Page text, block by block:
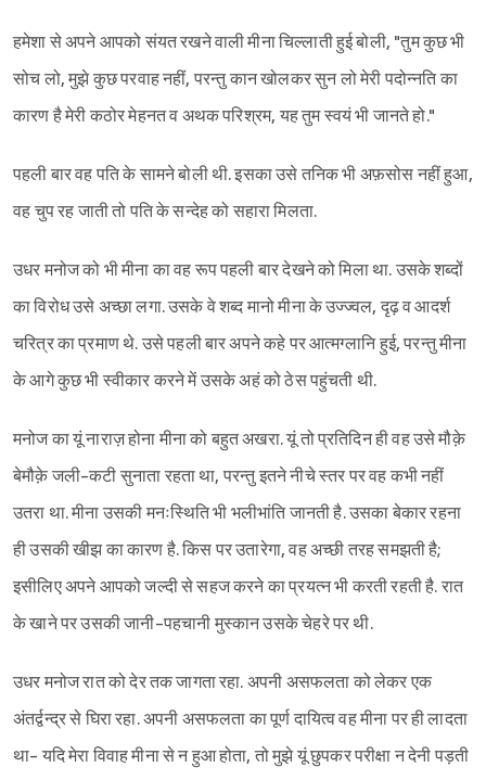
हमेशा से अपने आपको संयत रखने वाली मीना चिल्लाती हुई बोली, "तुम कुछ भी
सोच लो, मुझे कुछ परवाह नहीं, परन्तु कान खोलकर सुन लो मेरी पदोन्नति का
कारण है मेरी कठोर मेहनत व अथक परिश्रम, यह तुम स्वयं भी जानते हो."
पहली बार वह पति के सामने बोली थी. इसका उसे तनिक भी अफ़सोस नहीं हुआ,
वह चुप रह जाती तो पति के सन्देह को सहारा मिलता.
उधर मनोज को भी मीना का वह रूप पहली बार देखने को मिला था. उसके शब्दों
का विरोध उसे अच्छा लगा. उसके वे शब्द मानो मीना के उज्ज्वल, दृढ़ व आदर्श
चरित्र का प्रमाण थे. उसे पहली बार अपने कहे पर आत्मग्लानि हुई, परन्तु मीना
के आगे कुछ भी स्वीकार करने में उसके अहं को ठेस पहुंचती थी.
मनोज का यूं नाराज़ होना मीना को बहुत अखरा. यूं तो प्रतिदिन ही वह उसे मौक़े
बेमौक़े जली-कटी सुनाता रहता था, परन्तु इतने नीचे स्तर पर वह कभी नहीं
उतरा था. मीना उसकी मनःस्थिति भी भलीभांति जानती है. उसका बेकार रहना
ही उसकी खीझ का कारण है. किस पर उतारेगा, वह अच्छी तरह समझती है;
इसीलिए अपने आपको जल्दी से सहज करने का प्रयत्न भी करती रहती है. रात
के खाने पर उसकी जानी-पहचानी मुस्कान उसके चेहरे पर थी.
उधर मनोज रात को देर तक जागता रहा. अपनी असफलता को लेकर एक
अंतर्द्वन्द्र से घिरा रहा. अपनी असफलता का पूर्ण दायित्व वह मीना पर ही लादता
था- यदि मेरा विवाह मीना से न हुआ होता, तो मुझे यूं छुपकर परीक्षा न देनी पड़ती